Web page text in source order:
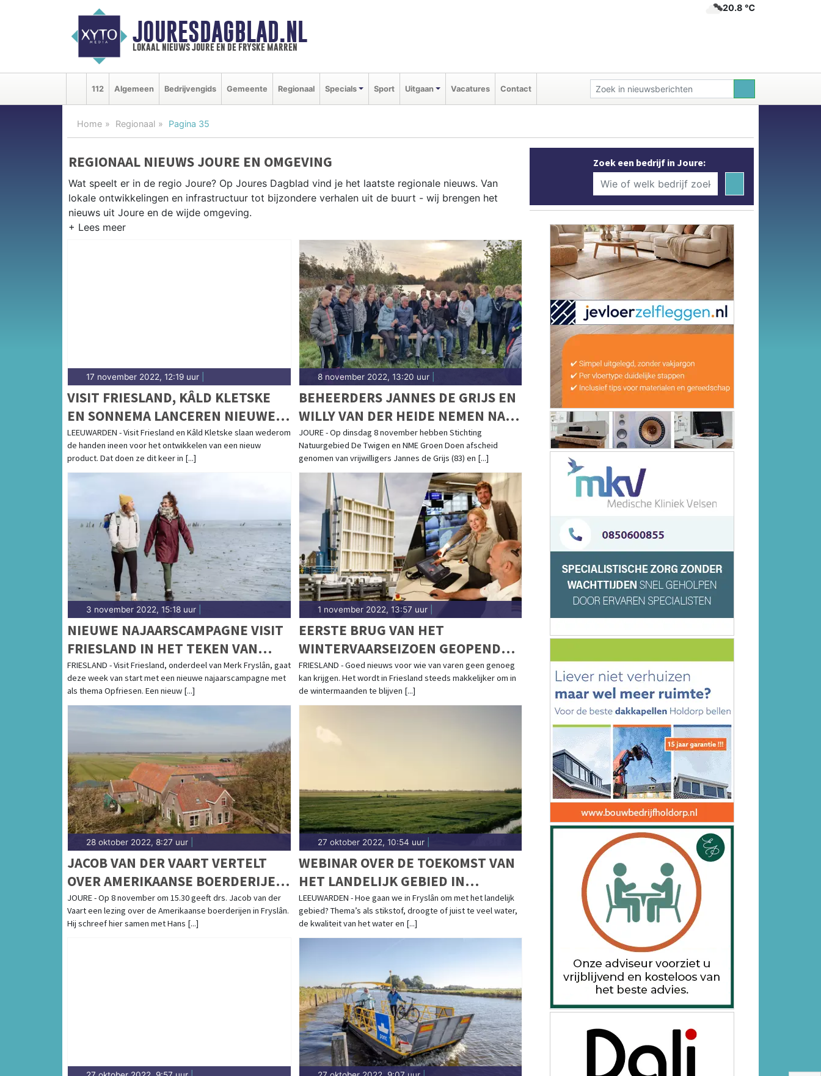
JOURESDAGBLAD.NL
lokaal nieuws joure en de fryske marren
20.8 ℃
112 Algemeen Bedrijvengids Gemeente Regionaal Specials Sport Uitgaan Vacatures Contact
Home Regionaal Pagina 35
REGIONAAL NIEUWS JOURE EN OMGEVING
Wat speelt er in de regio Joure? Op Joures Dagblad vind je het laatste regionale nieuws. Van
lokale ontwikkelingen en infrastructuur tot bijzondere verhalen uit de buurt - wij brengen het
nieuws uit Joure en de wijde omgeving.
Naast Joure volgen wij ook het nieuws uit Lemmer, Sneek, Heerenveen en andere gemeenten in
17 november 2022, 12:19 uur
VISIT FRIESLAND, KÂLD KLETSKE
EN SONNEMA LANCEREN NIEUWE
SMAAKSENSATIE
LEEUWARDEN - Visit Friesland en Kâld Kletske slaan wederom
de handen ineen voor het ontwikkelen van een nieuw
product. Dat doen ze dit keer in [...]
8 november 2022, 13:20 uur|
BEHEERDERS JANNES DE GRIJS EN
WILLY VAN DER HEIDE NEMEN NA
MEER DAN 25 JAAR AFSCHEID VAN
NATUURGEBIED DE TWIGEN
JOURE - Op dinsdag 8 november hebben Stichting
Natuurgebied De Twigen en NME Groen Doen afscheid
genomen van vrijwilligers Jannes de Grijs (83) en [...]
3 november 2022, 15:18 uur
NIEUWE NAJAARSCAMPAGNE VISIT
FRIESLAND IN HET TEKEN VAN
OPFRIESEN
FRIESLAND - Visit Friesland, onderdeel van Merk Fryslân, gaat
deze week van start met een nieuwe najaarscampagne met
als thema Opfriesen. Een nieuw [...]
1 november 2022, 13:57 uur|
EERSTE BRUG VAN HET
WINTERVAARSEIZOEN GEOPEND
DOOR GEDEPUTEERDE AVINE
FOKKENS-KELDER
FRIESLAND - Goed nieuws voor wie van varen geen genoeg
kan krijgen. Het wordt in Friesland steeds makkelijker om in
de wintermaanden te blijven [...]
28 oktober 2022, 8:27 uur
JACOB VAN DER VAART VERTELT
OVER AMERIKAANSE BOERDERIJEN
IN FRYSLÂN
JOURE - Op 8 november om 15.30 geeft drs. Jacob van der
Vaart een lezing over de Amerikaanse boerderijen in Fryslân.
Hij schreef hier samen met Hans [...]
27 oktober 2022, 10:54 uur|
WEBINAR OVER DE TOEKOMST VAN
HET LANDELIJK GEBIED IN
FRYSLÂN
LEEUWARDEN - Hoe gaan we in Fryslân om met het landelijk
gebied? Thema’s als stikstof, droogte of juist te veel water,
de kwaliteit van het water en [...]
Zoek een bedrijf in Joure: